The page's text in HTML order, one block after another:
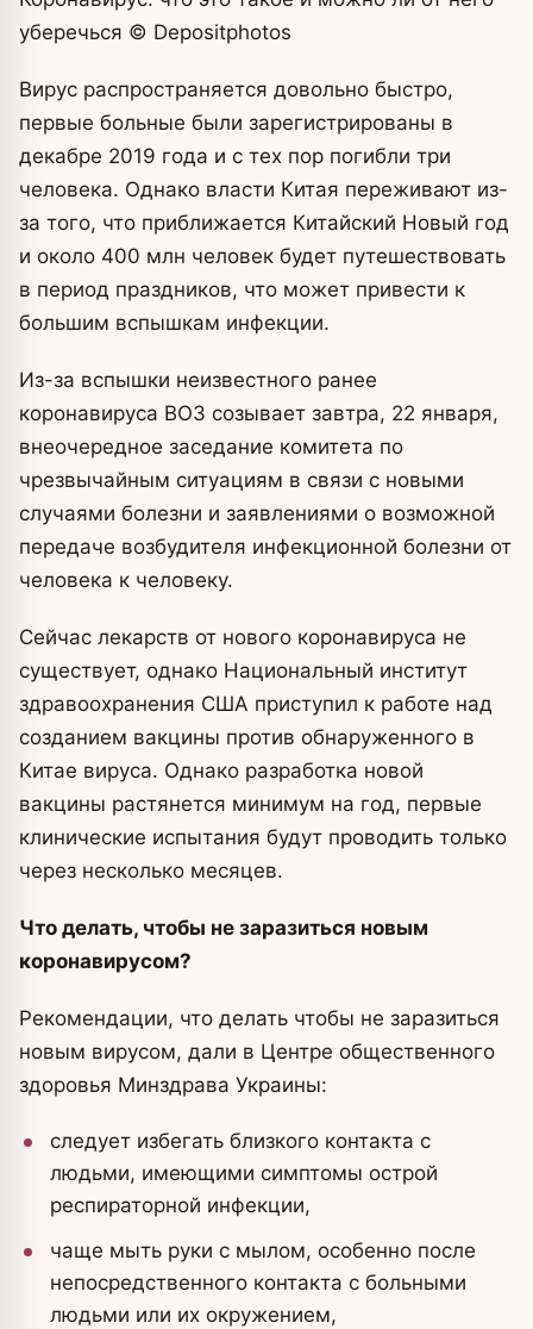
уберечься © Depositphotos
Вирус распространяется довольно быстро,
первые больные были зарегистрированы в
декабре 2019 года и с тех пор погибли три
человека. Однако власти Китая переживают из-
за того, что приближается Китайский Новый год
и около 400 млн человек будет путешествовать
в период праздников, что может привести к
большим вспышкам инфекции.
Из-за вспышки неизвестного ранее
коронавируса ВОЗ созывает завтра, 22 января,
внеочередное заседание комитета по
чрезвычайным ситуациям в связи с новыми
случаями болезни и заявлениями о возможной
передаче возбудителя инфекционной болезни от
человека к человеку.
Сейчас лекарств от нового коронавируса не
существует, однако Национальный институт
здравоохранения США приступил к работе над
созданием вакцины против обнаруженного в
Китае вируса. Однако разработка новой
вакцины растянется минимум на год, первые
клинические испытания будут проводить только
через несколько месяцев.
Что делать, чтобы не заразиться новым
коронавирусом?
Рекомендации, что делать чтобы не заразиться
новым вирусом, дали в Центре общественного
здоровья Минздрава Украины:
следует избегать близкого контакта с
людьми, имеющими симптомы острой
респираторной инфекции,
чаще мыть руки с мылом, особенно после
непосредственного контакта с больными
людьми или их окружением,